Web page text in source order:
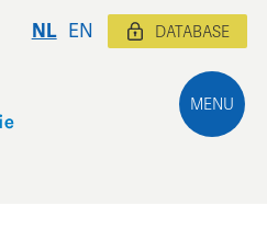
MENU
NL EN DATABASE